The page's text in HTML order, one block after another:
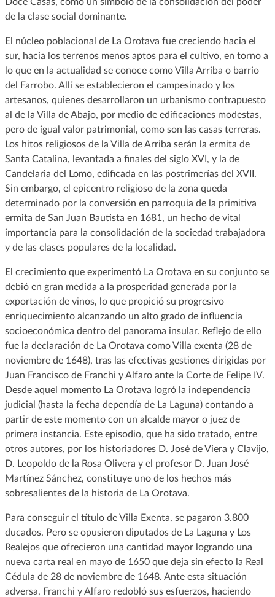
de la clase social dominante.
El núcleo poblacional de La Orotava fue creciendo hacia el
sur, hacia los terrenos menos aptos para el cultivo, en torno a
lo que en la actualidad se conoce como Villa Arriba o barrio
del Farrobo. Allí se establecieron el campesinado y los
artesanos, quienes desarrollaron un urbanismo contrapuesto
al de la Villa de Abajo, por medio de edificaciones modestas,
pero de igual valor patrimonial, como son las casas terreras.
Los hitos religiosos de la Villa de Arriba serán la ermita de
Santa Catalina, levantada a finales del siglo XVI, y la de
Candelaria del Lomo, edificada en las postrimerías del XVII.
Sin embargo, el epicentro religioso de la zona queda
determinado por la conversión en parroquia de la primitiva
ermita de San Juan Bautista en 1681, un hecho de vital
importancia para la consolidación de la sociedad trabajadora
y de las clases populares de la localidad.
El crecimiento que experimentó La Orotava en su conjunto se
debió en gran medida a la prosperidad generada por la
exportación de vinos, lo que propició su progresivo
enriquecimiento alcanzando un alto grado de influencia
socioeconómica dentro del panorama insular. Reflejo de ello
fue la declaración de La Orotava como Villa exenta (28 de
noviembre de 1648), tras las efectivas gestiones dirigidas por
Juan Francisco de Franchi y Alfaro ante la Corte de Felipe IV.
Desde aquel momento La Orotava logró la independencia
judicial (hasta la fecha dependía de La Laguna) contando a
partir de este momento con un alcalde mayor o juez de
primera instancia. Este episodio, que ha sido tratado, entre
otros autores, por los historiadores D. José de Viera y Clavijo,
D. Leopoldo de la Rosa Olivera y el profesor D. Juan José
Martínez Sánchez, constituye uno de los hechos más
sobresalientes de la historia de La Orotava.
Para conseguir el título de Villa Exenta, se pagaron 3.800
ducados. Pero se opusieron diputados de La Laguna y Los
Realejos que ofrecieron una cantidad mayor logrando una
nueva carta real en mayo de 1650 que deja sin efecto la Real
Cédula de 28 de noviembre de 1648. Ante esta situación
adversa, Franchi y Alfaro redobló sus esfuerzos, haciendo